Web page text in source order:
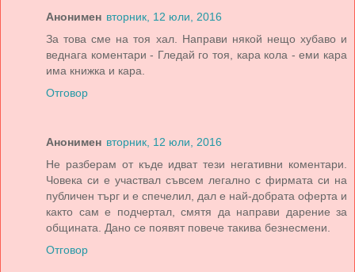
Анонимен вторник, 12 юли, 2016
За това сме на тоя хал. Направи някой нещо хубаво и
веднага коментари - Гледай го тоя, кара кола - еми кара
има книжка и кара.
Отговор
Анонимен вторник, 12 юли, 2016
Не разберам от къде идват тези негативни коментари.
Човека си е участвал съвсем легално с фирмата си на
публичен търг и е спечелил, дал е най-добрата оферта и
както сам е подчертал, смятя да направи дарение за
общината. Дано се появят повече такива безнесмени.
Отговор